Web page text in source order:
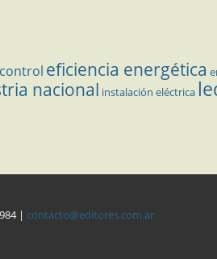
control eficiencia energética
nacional instalación eléctrica
| contacto@editores.com.ar